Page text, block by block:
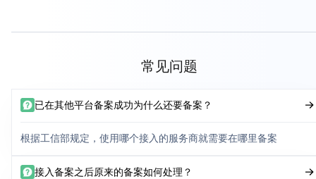
常见问题
已在其他平台备案成功为什么还要备案？
根据工信部规定，使用哪个接入的服务商就需要在哪里备案
接入备案之后原来的备案如何处理？